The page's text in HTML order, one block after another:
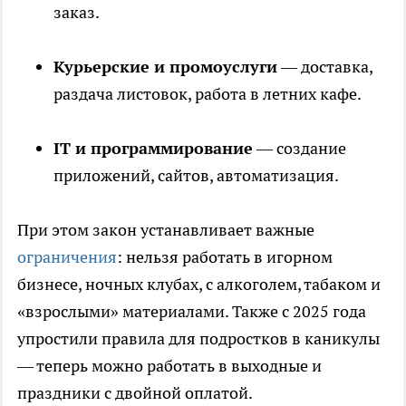
заказ.
Курьерские и промоуслуги— доставка,
раздача листовок, работа в летних кафе.
IT и программирование— создание
приложений, сайтов, автоматизация.
При этом закон устанавливает важные
ограничения: нельзя работать в игорном
бизнесе, ночных клубах, с алкоголем, табаком и
«взрослыми» материалами. Также с 2025 года
упростили правила для подростков в каникулы
— теперь можно работать в выходные и
праздники с двойной оплатой.